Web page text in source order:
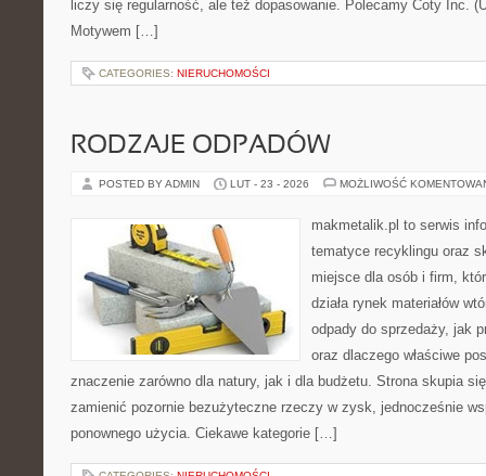
liczy się regularność, ale też dopasowanie. Polecamy Coty Inc.
Motywem […]
CATEGORIES: NIERUCHOMOŚCI
RODZAJE ODPADÓW
POSTED BY ADMIN LUT - 23 - 2026 MOŻLIWOŚĆ
makmetalik.pl to serwis
tematyce recyklingu oraz
miejsce dla osób i firm,
działa rynek materiałów
odpady do sprzedaży, jak
oraz dlaczego właściwe
znaczenie zarówno dla natury, jak i dla budżetu. Strona skupia
zamienić pozornie bezużyteczne rzeczy w zysk, jednocześnie
ponownego użycia. Ciekawe kategorie […]